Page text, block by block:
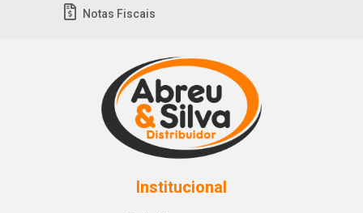
Notas Fiscais
Institucional